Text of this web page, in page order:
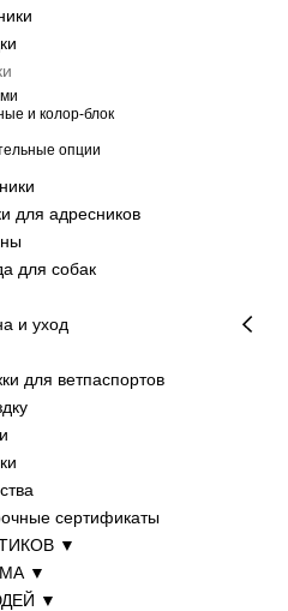
и колор-блок
опции
для адресников
для собак
и уход
для ветпаспортов
сертификаты
▼
▼
▼